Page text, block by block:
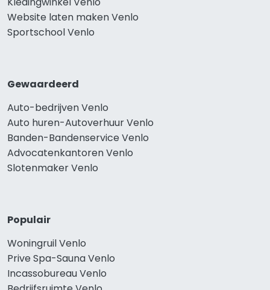
Website laten maken Venlo
Sportschool Venlo
Gewaardeerd
Auto-bedrijven Venlo
Auto huren-Autoverhuur Venlo
Banden-Bandenservice Venlo
Advocatenkantoren Venlo
Slotenmaker Venlo
Populair
Woningruil Venlo
Prive Spa-Sauna Venlo
Incassobureau Venlo